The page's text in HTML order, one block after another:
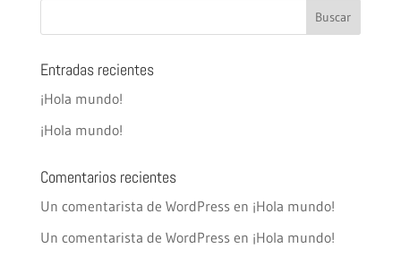
Entradas recientes
¡Hola mundo!
¡Hola mundo!
Comentarios recientes
Un comentarista de WordPressen ¡Hola mundo!
Un comentarista de WordPressen ¡Hola mundo!